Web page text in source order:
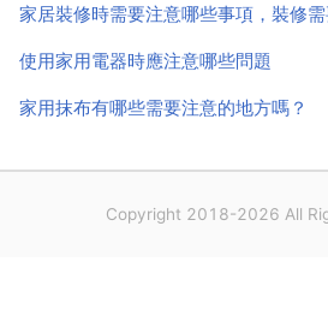
家居裝修時需要注意哪些事項，裝修
使用家用電器時應注意哪些問題
家用抹布有哪些需要注意的地方嗎？
Copyright 2018-2026 All